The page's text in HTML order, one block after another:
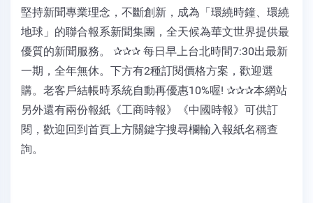
堅持新聞專業理念，不斷創新，成為「環繞時鐘、環繞
地球」的聯合報系新聞集團，全天候為華文世界提供最
優質的新聞服務。 ✰✰✰ 每日早上台北時間7:30出最新
一期，全年無休。下方有2種訂閱價格方案，歡迎選
購。老客戶結帳時系統自動再優惠10%喔! ✰✰✰本網站
另外還有兩份報紙《工商時報》《中國時報》可供訂
閱，歡迎回到首頁上方關鍵字搜尋欄輸入報紙名稱查
詢。